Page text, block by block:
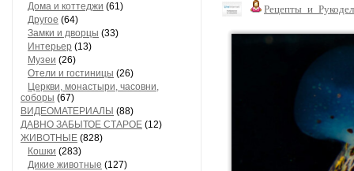
Дома и коттеджи (61)
Другое (64)
Замки и дворцы (33)
Интерьер (13)
Музеи (26)
Отели и гостиницы (26)
Церкви, монастыри, часовни,
соборы (67)
ВИДЕОМАТЕРИАЛЫ (88)
ДАВНО ЗАБЫТОЕ СТАРОЕ (12)
ЖИВОТНЫЕ (828)
Кошки (283)
Дикие животные (127)